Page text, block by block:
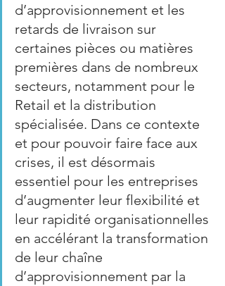
d’approvisionnement et les
retards de livraison sur
certaines pièces ou matières
premières dans de nombreux
secteurs, notamment pour le
Retail et la distribution
spécialisée. Dans ce contexte
et pour pouvoir faire face aux
crises, il est désormais
essentiel pour les entreprises
d’augmenter leur flexibilité et
leur rapidité organisationnelles
en accélérant la transformation
de leur chaîne
d’approvisionnement par la